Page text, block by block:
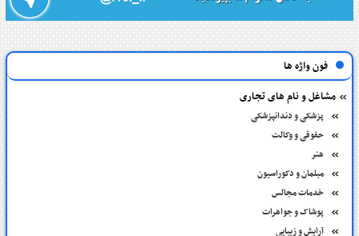
فون واژه ها
مشاغل و نام های تجاری
پزشکی و دندانپزشکی
حقوقی و وکالت
هنر
مبلمان و دکوراسیون
خدمات مجالس
پوشاک و جواهرات
آرایش و زیبایی